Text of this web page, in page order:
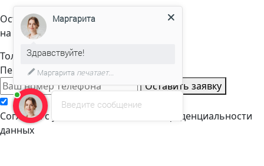
Оставьте заявку
на расчет стоимости
Только телефон и мы в деле.
Перезвоним через пару минут
Оставить заявку
Cогласен с условиями
политики конфиденциальности
данных
Введите сообщение
Маргарита
Здравствуйте!
Маргарита печатает...